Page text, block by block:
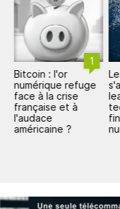
1
Bitcoin : l'or
numérique refuge
face à la crise
française et à
l'audace
américaine ?